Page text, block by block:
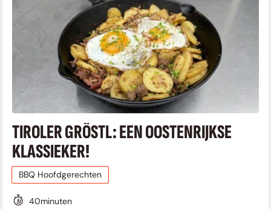
TIROLER GRÖSTL: EEN OOSTENRIJKSE
KLASSIEKER!
BBQ Hoofdgerechten
40minuten